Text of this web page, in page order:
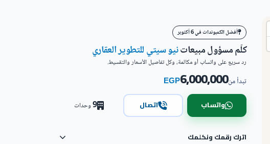
أفضل الكمبوندات في 6 أكتوبر
كلّم مسؤول مبيعاتنيو سيتي للتطوير العقاري
رد سريع على واتساب أو مكالمة، وكل تفاصيل الأسعار والتقسيط.
تبدأ من6,000,000
EGP
واتساب اتصال 9وحدات
اترك رقمك ونكلمك